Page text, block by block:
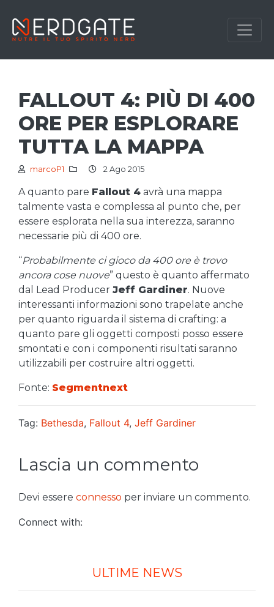
FALLOUT 4: PIÙ DI 400
ORE PER ESPLORARE
TUTTA LA MAPPA
marcoP1 2 Ago 2015
A quanto pare Fallout 4 avrà una mappa
talmente vasta e complessa al punto che, per
essere esplorata nella sua interezza, saranno
necessarie più di 400 ore.
“Probabilmente ci gioco da 400 ore è trovo
ancora cose nuove” questo è quanto affermato
dal Lead Producer Jeff Gardiner. Nuove
interessanti informazioni sono trapelate anche
per quanto riguarda il sistema di crafting: a
quanto pare gli oggetti composti posso essere
smontati e con i componenti risultati saranno
utilizzabili per costruire altri oggetti.
Fonte: Segmentnext
Tag: Bethesda, Fallout 4, Jeff Gardiner
Lascia un commento
Devi essere connesso per inviare un commento.
Connect with:
ULTIME NEWS